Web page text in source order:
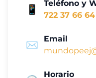
📱
Teléfono y
722 37 66 64
✉️
Email
Horario